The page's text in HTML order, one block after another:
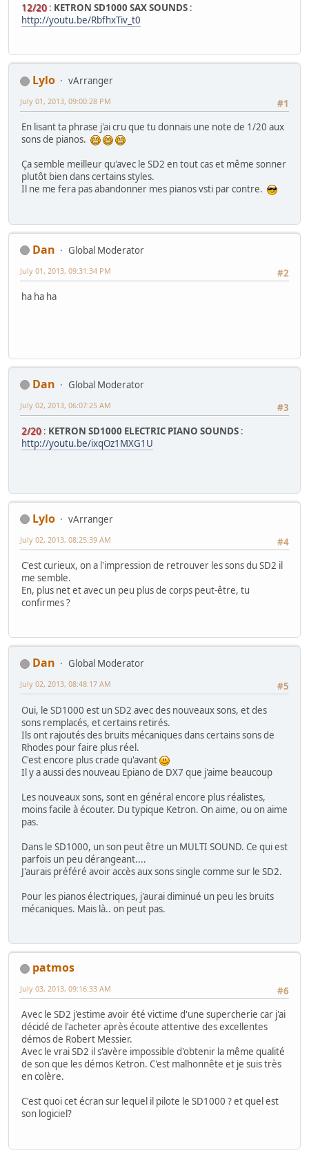
12/20: KETRON SD1000 SAX SOUNDS :
http://youtu.be/RbfhxTiv_t0
Lylo
vArranger
#1
July 01, 2013, 09:00:28 PM
En lisant ta phrase j'ai cru que tu donnais une note de 1/20 aux
sons de pianos.
Ça semble meilleur qu'avec le SD2 en tout cas et même sonner
plutôt bien dans certains styles.
Il ne me fera pas abandonner mes pianos vsti par contre.
Dan
Global Moderator
#2
July 01, 2013, 09:31:34 PM
ha ha ha
Dan
Global Moderator
#3
July 02, 2013, 06:07:25 AM
2/20: KETRON SD1000 ELECTRIC PIANO SOUNDS :
http://youtu.be/ixqOz1MXG1U
Lylo
vArranger
#4
July 02, 2013, 08:25:39 AM
C'est curieux, on a l'impression de retrouver les sons du SD2 il
me semble.
En, plus net et avec un peu plus de corps peut-être, tu
confirmes ?
Dan
Global Moderator
#5
July 02, 2013, 08:48:17 AM
Oui, le SD1000 est un SD2 avec des nouveaux sons, et des
sons remplacés, et certains retirés.
Ils ont rajoutés des bruits mécaniques dans certains sons de
Rhodes pour faire plus réel.
C'est encore plus crade qu'avant
Il y a aussi des nouveau Epiano de DX7 que j'aime beaucoup
Les nouveaux sons, sont en général encore plus réalistes,
moins facile à écouter. Du typique Ketron. On aime, ou on aime
pas.
Dans le SD1000, un son peut être un MULTI SOUND. Ce qui est
parfois un peu dérangeant....
J'aurais préféré avoir accès aux sons single comme sur le SD2.
Pour les pianos électriques, j'aurai diminué un peu les bruits
mécaniques. Mais là.. on peut pas.
patmos
#6
July 03, 2013, 09:16:33 AM
Avec le SD2 j'estime avoir été victime d'une supercherie car j'ai
décidé de l'acheter après écoute attentive des excellentes
démos de Robert Messier.
Avec le vrai SD2 il s'avère impossible d'obtenir la même qualité
de son que les démos Ketron. C'est malhonnête et je suis très
en colère.
C'est quoi cet écran sur lequel il pilote le SD1000 ? et quel est
son logiciel?